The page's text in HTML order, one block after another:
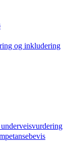
og inkludering